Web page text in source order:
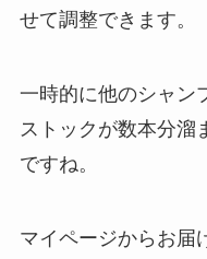
せて調整できます。
一時的に他のシャン
ストックが数本分溜
ですね。
マイページからお届